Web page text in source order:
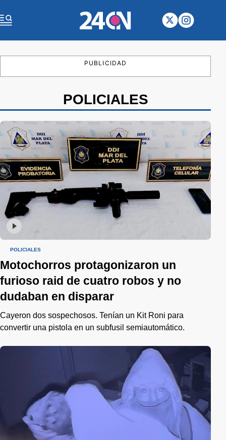
PUBLICIDAD
POLICIALES
POLICIALES
Motochorros protagonizaron un
furioso raid de cuatro robos y no
dudaban en disparar
Cayeron dos sospechosos. Tenían un Kit Roni para
convertir una pistola en un subfusil semiautomático.